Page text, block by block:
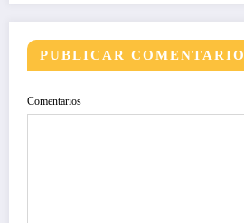
PUBLICAR COMENTARIO
Comentarios